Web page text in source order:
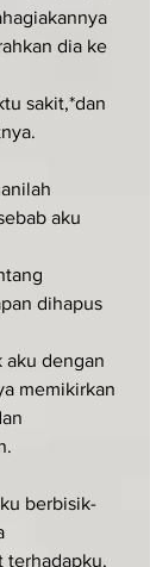
dia ke
sakit,*dan
aku
dihapus
aku dengan
memikirkan
berbisik-
terhadapku,